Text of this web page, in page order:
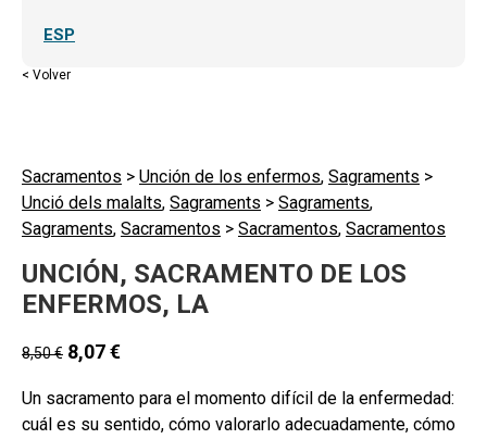
ESP
< Volver
Sacramentos > Unción de los enfermos, Sagraments >
Unció dels malalts, Sagraments > Sagraments,
Sagraments, Sacramentos > Sacramentos, Sacramentos
UNCIÓN, SACRAMENTO DE LOS
ENFERMOS, LA
8,50€ 8,07€
Un sacramento para el momento difícil de la enfermedad:
cuál es su sentido, cómo valorarlo adecuadamente, cómo